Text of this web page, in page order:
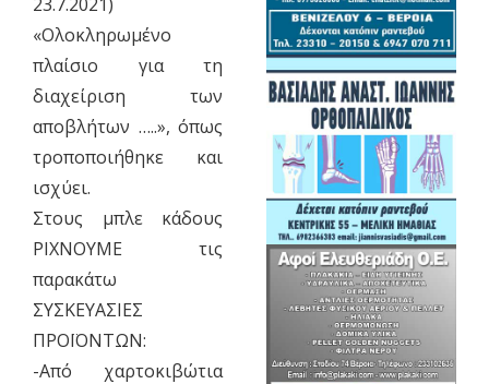
«Ολοκληρωμένο
πλαίσιο για τη
διαχείριση των
αποβλήτων …..», όπως
τροποποιήθηκε και
ισχύει.
Στους μπλε κάδους
ΡΙΧΝΟΥΜΕ τις
παρακάτω
ΣΥΣΚΕΥΑΣΙΕΣ
ΠΡΟΪΟΝΤΩΝ:
-Από χαρτοκιβώτια